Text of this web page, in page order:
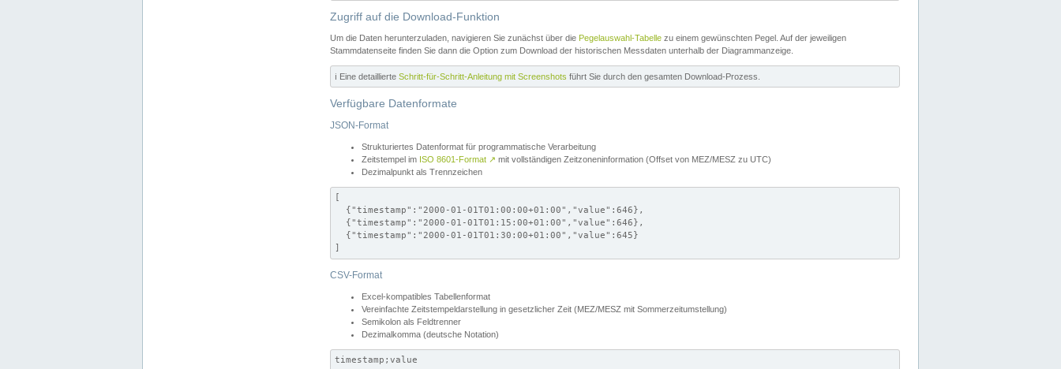
Zugriff auf die Download-Funktion
Um die Daten herunterzuladen, navigieren Sie zunächst über die Pegelauswahl-Tabelle zu einem gewünschten Pegel. Auf der jeweiligen
Stammdatenseite finden Sie dann die Option zum Download der historischen Messdaten unterhalb der Diagrammanzeige.
ℹ️ Eine detaillierte Schritt-für-Schritt-Anleitung mit Screenshots führt Sie durch den gesamten Download-Prozess.
Verfügbare Datenformate
JSON-Format
Strukturiertes Datenformat für programmatische Verarbeitung
Zeitstempel im ISO 8601-Format ↗ mit vollständigen Zeitzoneninformation (Offset von MEZ/MESZ zu UTC)
Dezimalpunkt als Trennzeichen
[
  {"timestamp":"2000-01-01T01:00:00+01:00","value":646},
  {"timestamp":"2000-01-01T01:15:00+01:00","value":646},
  {"timestamp":"2000-01-01T01:30:00+01:00","value":645}
]
CSV-Format
Excel-kompatibles Tabellenformat
Vereinfachte Zeitstempeldarstellung in gesetzlicher Zeit (MEZ/MESZ mit Sommerzeitumstellung)
Semikolon als Feldtrenner
Dezimalkomma (deutsche Notation)
timestamp;value